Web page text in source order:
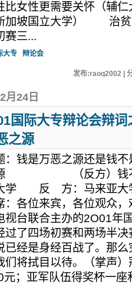
女性更需要关怀（辅
加坡国立大学） 治贫
三...
大专 辩论会
发布:raoq2002 |
月24日
国际大专辩论会辩
之源
钱是万恶之源还是钱不
源 （反方）钱不
大学 反 方：马来
各位来宾，各位观众，
视台联合主办的2O01年
过了四场初赛和两场半
已经是身经百战了。那
们将拭目以待。（掌声
元；亚军队伍得奖杯一座